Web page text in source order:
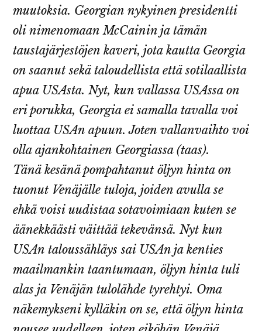
muutoksia. Georgian nykyinen presidentti
oli nimenomaan McCainin ja tämän
taustajärjestöjen kaveri, jota kautta Georgia
on saanut sekä taloudellista että sotilaallista
apua USAsta. Nyt, kun vallassa USAssa on
eri porukka, Georgia ei samalla tavalla voi
luottaa USAn apuun. Joten vallanvaihto voi
olla ajankohtainen Georgiassa (taas).
Tänä kesänä pompahtanut öljyn hinta on
tuonut Venäjälle tuloja, joiden avulla se
ehkä voisi uudistaa sotavoimiaan kuten se
äänekkäästi väittää tekevänsä. Nyt kun
USAn taloussähläys sai USAn ja kenties
maailmankin taantumaan, öljyn hinta tuli
alas ja Venäjän tulolähde tyrehtyi. Oma
näkemykseni kylläkin on se, että öljyn hinta